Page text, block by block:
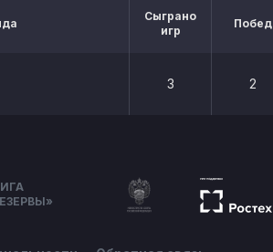
Сыграно
игр
Побед
3 2